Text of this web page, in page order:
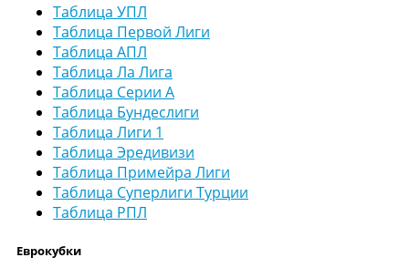
Таблица УПЛ
Таблица Первой Лиги
Таблица АПЛ
Таблица Ла Лига
Таблица Серии А
Таблица Бундеслиги
Таблица Лиги 1
Таблица Эредивизи
Таблица Примейра Лиги
Таблица Суперлиги Турции
Таблица РПЛ
Еврокубки